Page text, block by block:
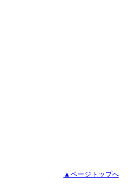
▲ページトップへ